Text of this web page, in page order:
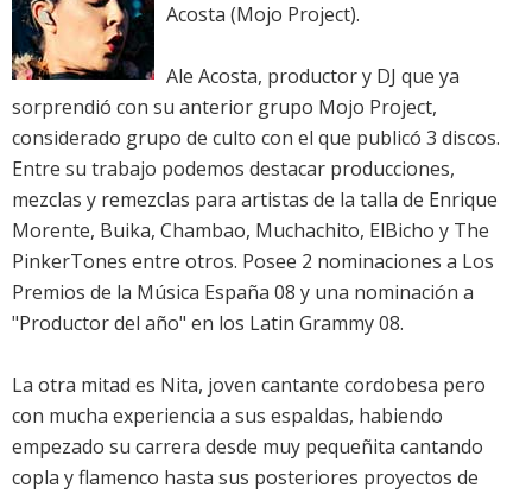
Acosta (Mojo Project).
Ale Acosta, productor y DJ que ya
sorprendió con su anterior grupo Mojo Project,
considerado grupo de culto con el que publicó 3 discos.
Entre su trabajo podemos destacar producciones,
mezclas y remezclas para artistas de la talla de Enrique
Morente, Buika, Chambao, Muchachito, ElBicho y The
PinkerTones entre otros. Posee 2 nominaciones a Los
Premios de la Música España 08 y una nominación a
"Productor del año" en los Latin Grammy 08.
La otra mitad es Nita, joven cantante cordobesa pero
con mucha experiencia a sus espaldas, habiendo
empezado su carrera desde muy pequeñita cantando
copla y flamenco hasta sus posteriores proyectos de